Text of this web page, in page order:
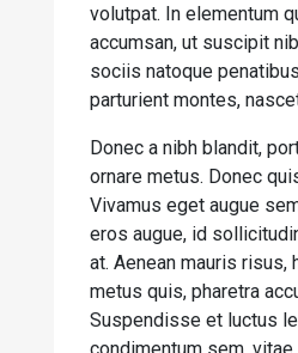
volutpat. In elementum
accumsan, ut suscipit
sociis natoque
parturient montes,
Donec a nibh blandit,
ornare metus. Donec
Vivamus eget augue
eros augue, id
at. Aenean mauris risus,
metus quis, pharetra
Suspendisse et luctus